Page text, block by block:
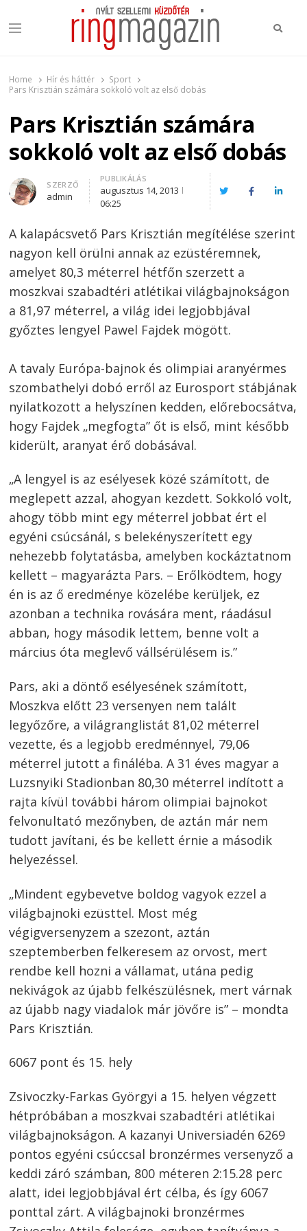
Menu
Home Hír és háttér
Sport
Pars Krisztián számára sokkoló volt az első dobás
Pars Krisztián számára
sokkoló volt az első dobás
Author
SZERZŐ
admin
PUBLIKÁLÁS
augusztus 14, 2013
06:25
TwitterFacebook
A kalapácsvető Pars Krisztián megítélése szerint
nagyon kell örülni annak az ezüstéremnek,
amelyet 80,3 méterrel hétfőn szerzett a
moszkvai szabadtéri atlétikai világbajnokságon
a 81,97 méterrel, a világ idei legjobbjával
győztes lengyel Pawel Fajdek mögött.
A tavaly Európa-bajnok és olimpiai aranyérmes
szombathelyi dobó erről az Eurosport stábjának
nyilatkozott a helyszínen kedden, előrebocsátva,
hogy Fajdek „megfogta” őt is első, mint később
kiderült, aranyat érő dobásával.
„A lengyel is az esélyesek közé számított, de
meglepett azzal, ahogyan kezdett. Sokkoló volt,
ahogy több mint egy méterrel jobbat ért el
egyéni csúcsánál, s belekényszerített egy
nehezebb folytatásba, amelyben kockáztatnom
kellett – magyarázta Pars. – Erőlködtem, hogy
én is az ő eredménye közelébe kerüljek, ez
azonban a technika rovására ment, ráadásul
abban, hogy második lettem, benne volt a
március óta meglevő vállsérülésem is.”
Pars, aki a döntő esélyesének számított,
Moszkva előtt 23 versenyen nem talált
legyőzőre, a világranglistát 81,02 méterrel
vezette, és a legjobb eredménnyel, 79,06
méterrel jutott a fináléba. A 31 éves magyar a
Luzsnyiki Stadionban 80,30 méterrel indított a
rajta kívül további három olimpiai bajnokot
felvonultató mezőnyben, de aztán már nem
tudott javítani, és be kellett érnie a második
helyezéssel.
„Mindent egybevetve boldog vagyok ezzel a
világbajnoki ezüsttel. Most még
végigversenyzem a szezont, aztán
szeptemberben felkeresem az orvost, mert
rendbe kell hozni a vállamat, utána pedig
nekivágok az újabb felkészülésnek, mert várnak
az újabb nagy viadalok már jövőre is” – mondta
Pars Krisztián.
6067 pont és 15. hely
Zsivoczky-Farkas Györgyi a 15. helyen végzett
hétpróbában a moszkvai szabadtéri atlétikai
világbajnokságon. A kazanyi Universiadén 6269
pontos egyéni csúccsal bronzérmes versenyző a
keddi záró számban, 800 méteren 2:15.28 perc
alatt, idei legjobbjával ért célba, és így 6067
ponttal zárt. A világbajnoki bronzérmes